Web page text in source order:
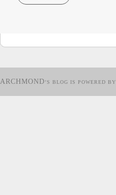
ARCHMOND’S BLOG IS POWERED BY